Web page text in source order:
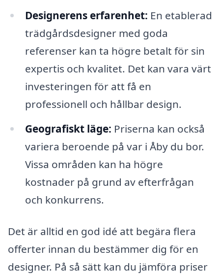
Designerens erfarenhet: En etablerad
trädgårdsdesigner med goda
referenser kan ta högre betalt för sin
expertis och kvalitet. Det kan vara värt
investeringen för att få en
professionell och hållbar design.
Geografiskt läge: Priserna kan också
variera beroende på var i Åby du bor.
Vissa områden kan ha högre
kostnader på grund av efterfrågan
och konkurrens.
Det är alltid en god idé att begära flera
offerter innan du bestämmer dig för en
designer. På så sätt kan du jämföra priser